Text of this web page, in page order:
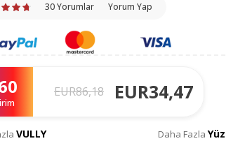
30 Yorumlar Yorum Yap
EUR86,18 EUR34,47
VULLY Daha Fazla